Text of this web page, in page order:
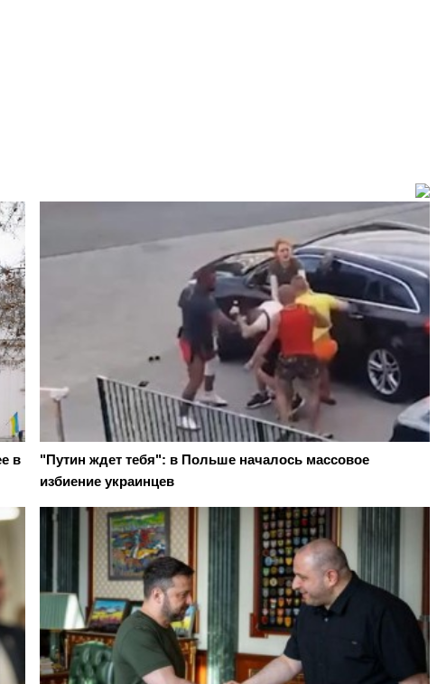
в
"Путин ждет тебя": в Польше началось массовое
избиение украинцев